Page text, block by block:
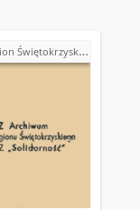
NSZZ "Solidarność". Delegatura Starachowice